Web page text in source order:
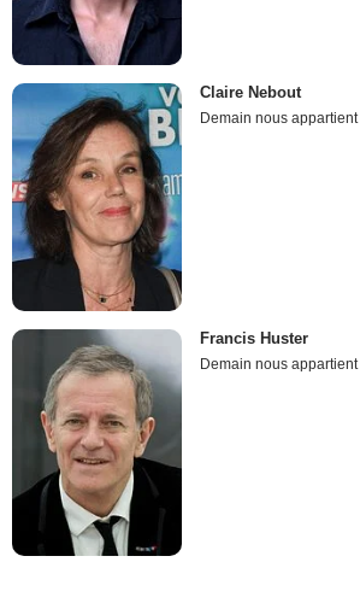
Claire Nebout
Demain nous appartient
Francis Huster
Demain nous appartient